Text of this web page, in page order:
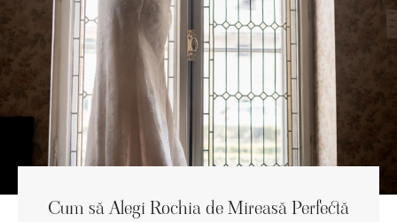
Cum să Alegi Rochia de Mireasă Perfectă